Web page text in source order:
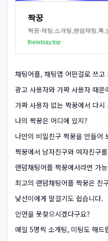
짝꿍
짝꿍-채팅,소개팅,랜덤채팅,톡,
theletsay.top
채팅어플, 채팅앱 어떤걸로 쓰고
광고 사용자와 가짜 사용자 때문
가짜 사용자 없는 짝꿍에서 다
나의 짝꿍은 어디에 있지?
나만의 비밀친구 짝꿍을 만들어
짝꿍에서 남자친구와 여자친구
랜덤채팅어플 짝꿍에서라면 가
최고의 랜덤채팅어플 짝꿍은 친
낯선이에게 말걸기도 쉽습니다.
인연을 못찾으시겠다구요?
매일 5명씩 소개팅, 미팅도 해드